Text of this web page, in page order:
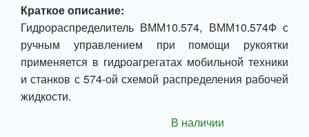
Краткое описание:
Гидрораспределитель ВММ10.574, ВММ10.574Ф с
ручным управлением при помощи рукоятки
применяется в гидроагрегатах мобильной техники
и станков с 574-ой схемой распределения рабочей
жидкости.
В наличии